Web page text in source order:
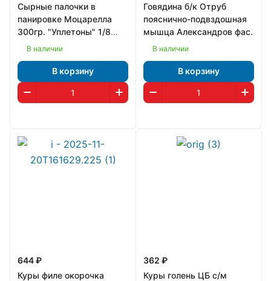
Сырные палочки в
панировке Моцарелла
300гр. "Уплетоны" 1/8
(1258)
В наличии
В корзину
Говядина б/к Отруб
пояснично-подвздошная
мышца Александров фас.
В наличии
В корзину
644 ₽
Куры филе окорочка
362 ₽
Куры голень ЦБ с/м